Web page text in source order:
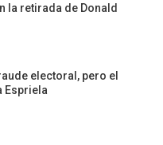
la retirada de Donald
electoral, pero el
Espriela